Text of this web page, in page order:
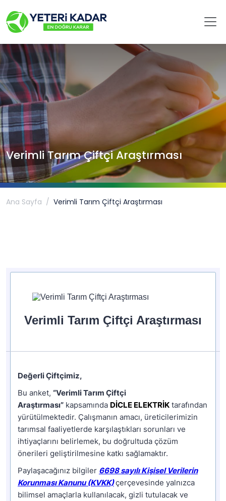
Verimli Tarım Çiftçi Araştırması
Ana Sayfa Verimli Tarım Çiftçi Araştırması